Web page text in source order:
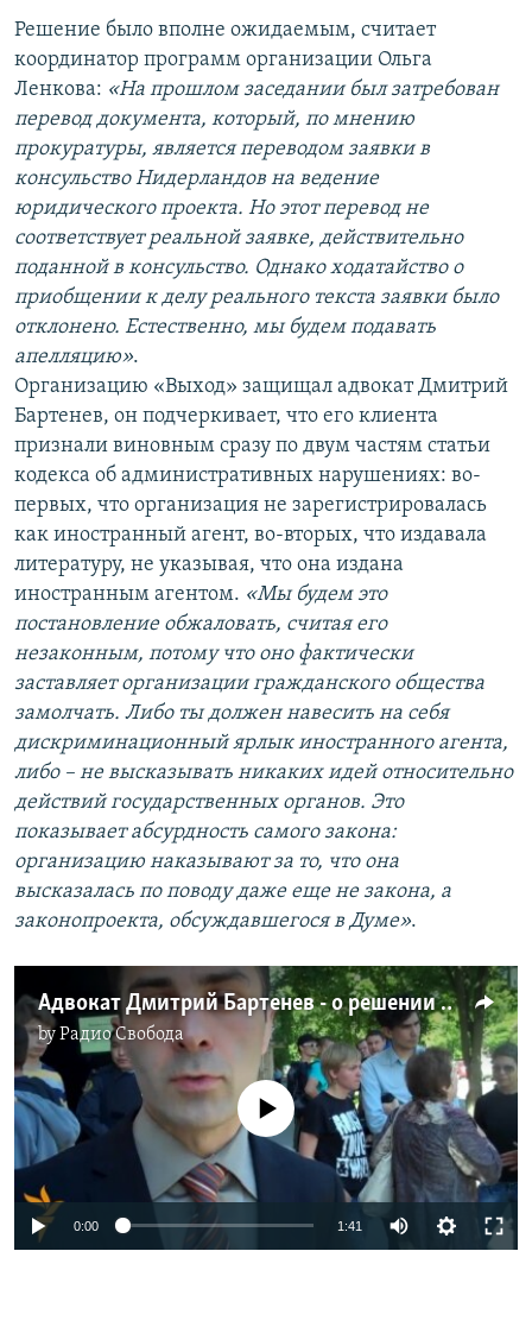
Решение было вполне ожидаемым, считает
координатор программ организации Ольга
Ленкова: «На прошлом заседании был затребован
перевод документа, который, по мнению
прокуратуры, является переводом заявки в
консульство Нидерландов на ведение
юридического проекта. Но этот перевод не
соответствует реальной заявке, действительно
поданной в консульство. Однако ходатайство о
приобщении к делу реального текста заявки было
отклонено. Естественно, мы будем подавать
апелляцию».
Организацию «Выход» защищал адвокат Дмитрий
Бартенев, он подчеркивает, что его клиента
признали виновным сразу по двум частям статьи
кодекса об административных нарушениях: во-
первых, что организация не зарегистрировалась
как иностранный агент, во-вторых, что издавала
литературу, не указывая, что она издана
иностранным агентом. «Мы будем это
постановление обжаловать, считая его
незаконным, потому что оно фактически
заставляет организации гражданского общества
замолчать. Либо ты должен навесить на себя
дискриминационный ярлык иностранного агента,
либо – не высказывать никаких идей относительно
действий государственных органов. Это
показывает абсурдность самого закона:
организацию наказывают за то, что она
высказалась по поводу даже еще не закона, а
законопроекта, обсуждавшегося в Думе».
Адвокат Дмитрий Бартенев - о решении суда по делу ЛГБТ-организации "Выход"
byРадио Свобода
No media source currently available
0:00 1:41